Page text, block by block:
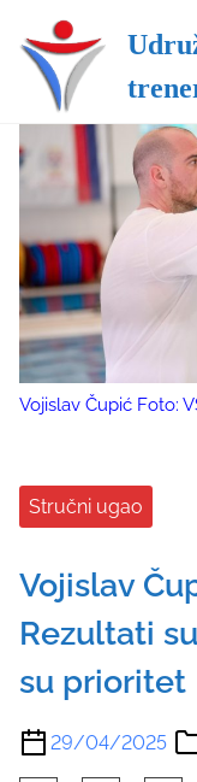
Vojislav Čupić Foto:
Stručni ugao
Vojislav
Rezultati
su prioritet
29/04/2025